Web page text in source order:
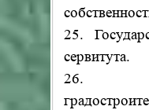
25.
сервитута.
26.